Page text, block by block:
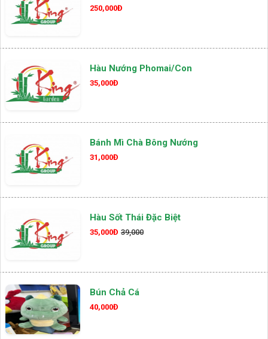
250,000Đ
Hàu Nướng Phomai/con
35,000Đ
Bánh Mì Chà Bông Nướng
31,000Đ
Hàu Sốt Thái Đặc Biệt
35,000Đ 39,000
Bún Chả Cá
40,000Đ